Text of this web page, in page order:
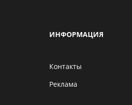
ИНФОРМАЦИЯ
Контакты
Реклама